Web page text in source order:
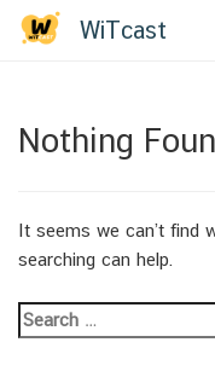
Skip
WiTcast
Tag: mismatch
Nothing
It seems we can’t find
searching can help.
Search
for: